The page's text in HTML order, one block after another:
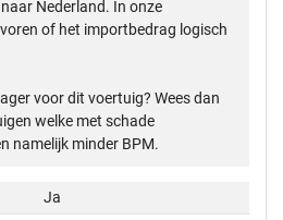
Nederland. In onze
of het importbedrag logisch
voor dit voertuig? Wees dan
welke met schade
namelijk minder BPM.
Ja